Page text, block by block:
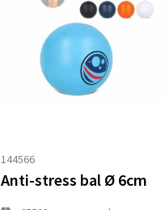
144566
Anti-stress bal Ø 6cm